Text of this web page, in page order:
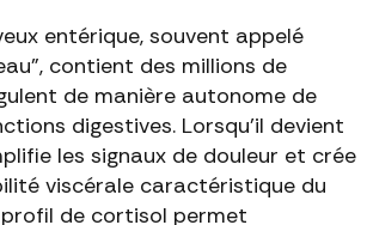
entérique, souvent appelé
contient des millions de
de manière autonome de
digestives. Lorsqu'il devient
les signaux de douleur et crée
viscérale caractéristique du
profil de cortisol permet